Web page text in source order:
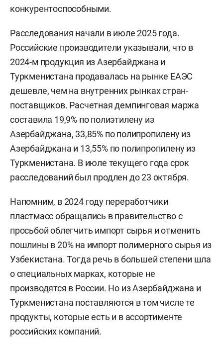
конкурентоспособными.
Расследования начали в июле 2025 года.
Российские производители указывали, что в
2024-м продукция из Азербайджана и
Туркменистана продавалась на рынке ЕАЭС
дешевле, чем на внутренних рынках стран-
поставщиков. Расчетная демпинговая маржа
составила 19,9% по полиэтилену из
Азербайджана, 33,85% по полипропилену из
Азербайджана и 13,55% по полипропилену из
Туркменистана. В июле текущего года срок
расследований был продлен до 23 октября.
Напомним, в 2024 году переработчики
пластмасс обращались в правительство с
просьбой облегчить импорт сырья и отменить
пошлины в 20% на импорт полимерного сырья из
Узбекистана. Тогда речь в большей степени шла
о специальных марках, которые не
производятся в России. Но из Азербайджана и
Туркменистана поставляются в том числе те
продукты, которые есть и в ассортименте
российских компаний.